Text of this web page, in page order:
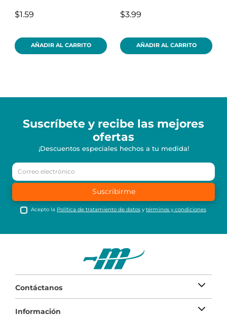
$1.59
AÑADIR AL CARRITO
$3.99
AÑADIR AL CARRITO
Suscríbete y recibe las mejores
ofertas
¡Descuentos especiales hechos a tu medida!
Suscribirme
Acepto la Política de tratamiento de datos ytérminos y condiciones
Contáctanos
Información